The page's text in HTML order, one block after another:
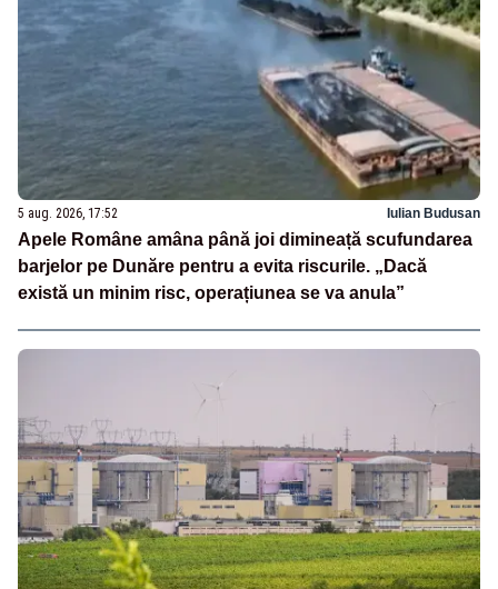
5 aug. 2026, 17:52 Iulian Budusan
Apele Române amâna până joi dimineață scufundarea
barjelor pe Dunăre pentru a evita riscurile. „Dacă
există un minim risc, operațiunea se va anula”